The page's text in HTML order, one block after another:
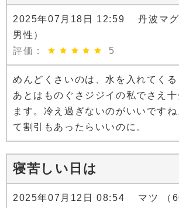
2025年07月18日 12:59 丹波マグ
男性）
評価：
5
めんどくさいのは、水を入れてくる
あとはものぐさジジイの私でさえ
ます。冷え過ぎないのがいいです
て割引もあったらいいのに。
寝苦しい日は
2025年07月12日 08:54 マツ （